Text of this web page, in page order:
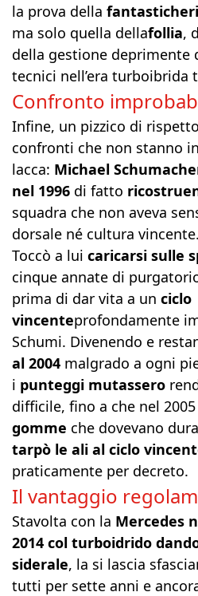
la prova della
ma solo quella dellafollia,
della gestione deprimente
tecnici nell’era
Confronto
Infine, un pizzico di
confronti che non stanno
lacca: Michael
nel 1996 di fatto
squadra che non aveva
dorsale né cultura vincente.
Toccò a lui caricarsi sulle
cinque annate di
prima di dar vita a un ciclo
vincenteprofondamente
Schumi. Divenendo e
al 2004 malgrado a ogni
i punteggi mutassero
difficile, fino a che nel
gomme che dovevano
tarpò le ali al ciclo
praticamente per decreto.
Il vantaggio
Stavolta con la Mercedes
2014 col turboidrido
siderale, la si lascia
tutti per sette anni e